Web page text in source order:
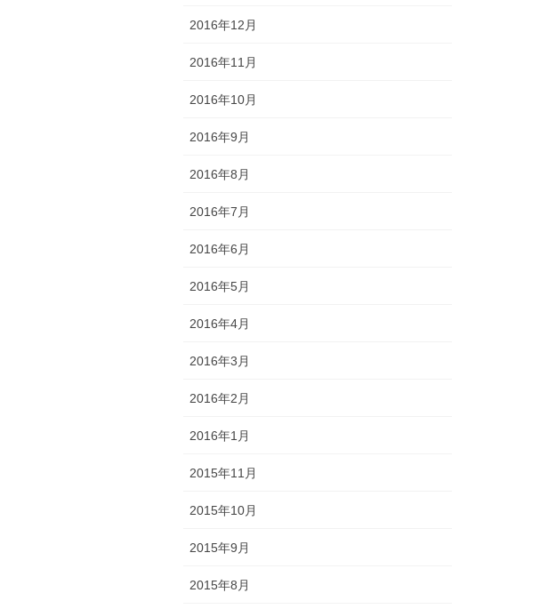
2016年12月
2016年11月
2016年10月
2016年9月
2016年8月
2016年7月
2016年6月
2016年5月
2016年4月
2016年3月
2016年2月
2016年1月
2015年11月
2015年10月
2015年9月
2015年8月